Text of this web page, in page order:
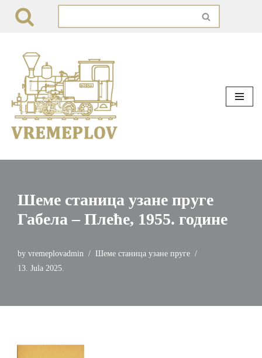
content
Шеме станица узане пруге
Габела – Плеће, 1955. године
by vremeplovadmin
Шеме станица узане пруге
13. Jula 2025.